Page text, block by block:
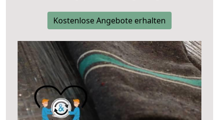
Kostenlose Angebote erhalten